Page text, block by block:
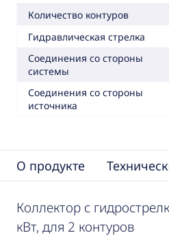
Количество контуров
Гидравлическая стрелка
Соединения со стороны
системы
Соединения со стороны
источника
О продукте
Коллектор с
кВт, для 2 контуров